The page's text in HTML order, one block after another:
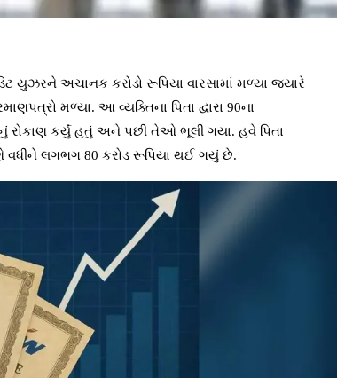
અચાનક કરોડો રૂપિયા વારસામાં મળ્યા જ્યારે
મળ્યા. આ વ્યક્તિના પિતા દ્વારા 90ના
રોકાણ કર્યું હતું અને પછી તેઓ ભૂલી ગયા. હવે પિતા
વધીને લગભગ 80 કરોડ રૂપિયા થઈ ગયું છે.